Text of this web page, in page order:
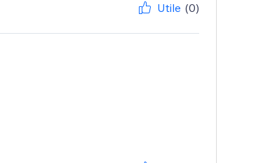
Utile (0)